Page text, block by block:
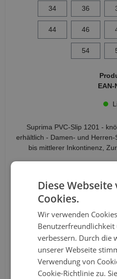
EAN-
Suprima PVC-Slip 1201 -
erhältlich - Damen- und
bis mittlerer Inkontinenz,
34 36
44 46
54
Diese
Cookies.
Wir verwenden
Benutzerfreundlichkeit
verbessern. Durch die
unserer Webseite
Verwendung von
Cookie-Richtlinie zu.